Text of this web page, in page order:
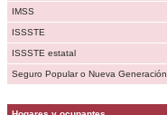
IMSS
ISSSTE
ISSSTE estatal
Seguro Popular o Nueva Generación